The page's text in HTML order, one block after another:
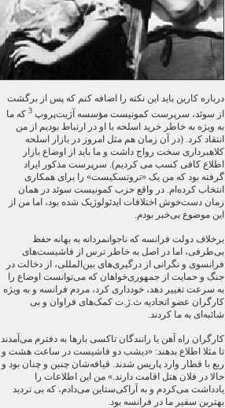
درباره کارین باید این نکته را اضافه کنم که پس از برگشت
از سوئد، سرپرست کمونیست مؤسسه آژیت‌پروپ3 که ما
به ویژه به خاطر خرید اسلحه با او در ارتباط بودیم از من
انتقاد کرد. (در آن زمان هم مثل امروز در بازار اسلحه
کلاهبرداری سخت رواج داشت و ما باید از اوضاع بازار
اطلاع کافی کسب می کردیم). سرپرست مذکور ایراد
گرفته بود که من یک «تروتسکیست» را برای همکاری
انتخاب کرده‌ام. در واقع حزب کمونیست سوئد در همان
زمان دست‌خوش اختلافات ایدئولوژیک شده بود، اما من از
این موضوع بی‌خبر بودم.
برخلاف دولت فرانسه که ناجوانمردانه به بهانه حفظ
بی‌طرفی، اما در اصل به خاطر ترس از فاشیست‌های
فرانسوی و نگرانی از درگیری‌های بین‌المللی، از دخالت در
جنگ و حمایت از جمهوری‌خواهان که می‌توانست اوضاع را
به سرعت تغییر دهد، خودداری کرد، مردم فرانسه و به ویژه
کارگران عضو اتحادیه ث.ژ.ت کمک‌های فراوان و بی
شائبه‌ای به ما کردند.
کارگران راه آهن یا رانندگان تاکسی بارها به دفترم می‌آمدند
تا مثلا اطلاع بدهند: «دیشب دو فاشیست در ساعت هشت و
ربع با قطار وارد پاریس شدند. قیافه‌شان چنین و چنان بود و
حالا در فلان هتل اقامت دارند.» من این اطلاعات را
یادداشت می‌کردم و به آراکی‌ستاین می‌دادم، که بی تردید
بهترین سفیر ما در فرانسه بود.